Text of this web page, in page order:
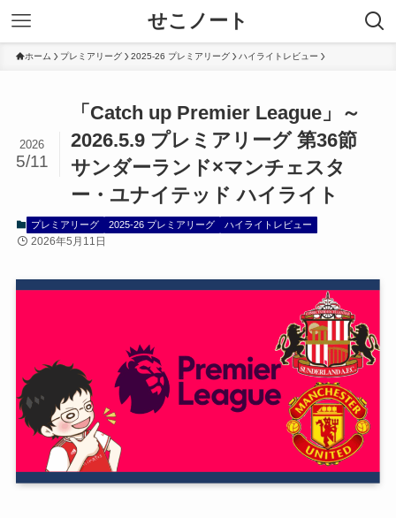
せこノート
ホーム プレミアリーグ 2025-26 プレミアリーグ ハイライトレビュー
「Catch up Premier League」～
2026.5.9 プレミアリーグ 第36節
サンダーランド×マンチェスタ
ー・ユナイテッド ハイライト
2026
5/11
プレミアリーグ 2025-26 プレミアリーグ ハイライトレビュー
2026年5月11日